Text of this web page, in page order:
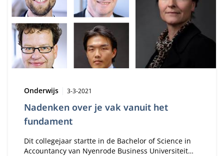
Nadenken over je vak vanuit het
fundament
Type:
Onderwijs Publicatiedatum:
3-3-2021
Dit collegejaar startte in de Bachelor of Science in
Accountancy van Nyenrode Business Universiteit